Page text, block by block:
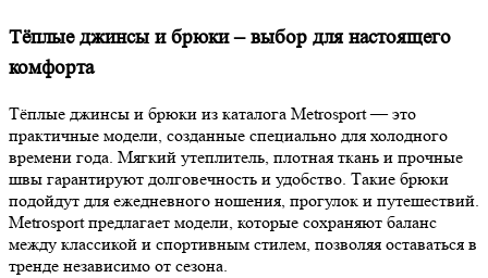
Тёплые джинсы и брюки – выбор для настоящего
комфорта
Тёплые джинсы и брюки из каталога Metrosport — это
практичные модели, созданные специально для холодного
времени года. Мягкий утеплитель, плотная ткань и прочные
швы гарантируют долговечность и удобство. Такие брюки
подойдут для ежедневного ношения, прогулок и путешествий.
Metrosport предлагает модели, которые сохраняют баланс
между классикой и спортивным стилем, позволяя оставаться в
тренде независимо от сезона.